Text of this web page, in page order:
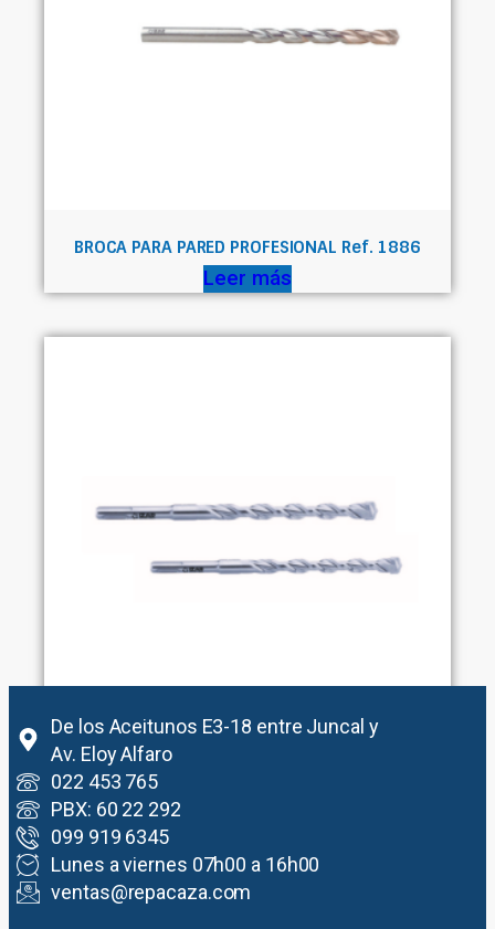
BROCA PARA PARED PROFESIONAL Ref. 1886
Leer más
BROCA MARTILLO SDS PLUS Ref. 1890
De los Aceitunos E3-18 entre Juncal y
Av. Eloy Alfaro
022 453 765
PBX: 60 22 292
099 919 6345
Lunes a viernes 07h00 a 16h00
ventas@repacaza.com